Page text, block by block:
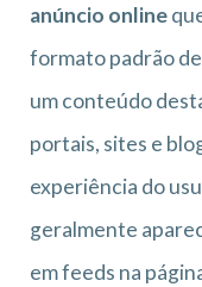
anúncio online
formato padrão
um conteúdo
portais, sites e
experiência do
geralmente
em feeds na